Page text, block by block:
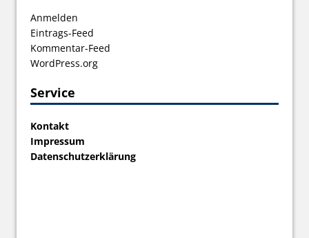
Anmelden
Eintrags-Feed
Kommentar-Feed
WordPress.org
Service
Kontakt
Impressum
Datenschutzerklärung